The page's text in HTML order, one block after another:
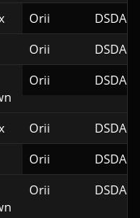
Orii
DSDA-
Orii
DSDA-
Orii DSDA-
Orii
DSDA-
Orii
DSDA-
Orii DSDA-